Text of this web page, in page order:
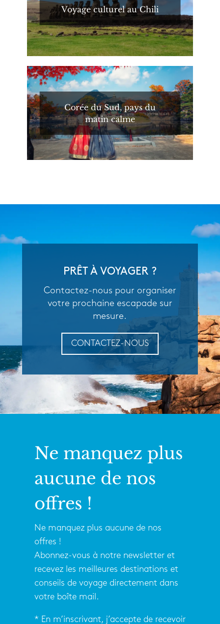
Voyage culturel au Chili
Corée du Sud, pays du
matin calme
PRÊT À VOYAGER ?
Contactez-nous pour organiser
votre prochaine escapade sur
mesure.
CONTACTEZ-NOUS
Ne manquez plus
aucune de nos
offres !
Ne manquez plus aucune de nos
offres !
Abonnez-vous à notre newsletter et
recevez les meilleures destinations et
conseils de voyage directement dans
votre boîte mail.
* En m’inscrivant, j’accepte de recevoir